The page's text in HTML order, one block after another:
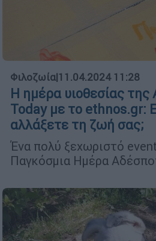
Φιλοζωία|11.04.2024 11:28
Η ημέρα υιοθεσίας της
Today με το ethnos.gr:
αλλάξετε τη ζωή σας;
Ένα πολύ ξεχωριστό
Παγκόσμια Ημέρα